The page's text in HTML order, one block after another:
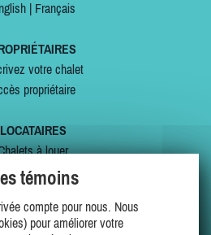
| Français
votre chalet
propriétaire
LOCATAIRES
à louer
à vendre
spéciales
Mes favoris
témoins
compte pour nous. Nous
pour améliorer votre